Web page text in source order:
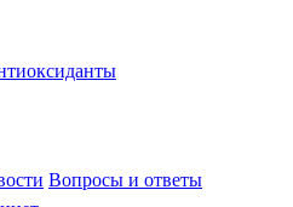
Вопросы и ответы